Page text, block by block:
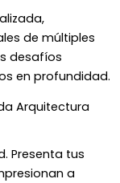
de múltiples
desafíos
en profundidad.
Presenta tus
a